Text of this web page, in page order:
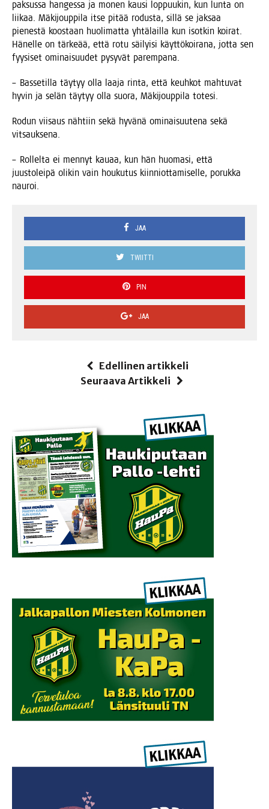
pak­sus­sa han­ges­sa ja monen kausi lop­puu­kin, kun lun­ta on
lii­kaa. Mäki­joup­pi­la itse pitää rodus­ta, sil­lä se jak­saa
pie­nes­tä koos­taan huo­li­mat­ta yhtä­lail­la kun isot­kin koi­rat.
Hänel­le on tär­ke­ää, että rotu säi­lyi­si käyt­tö­koi­ra­na, jot­ta sen
fyy­si­set omi­nai­suu­det pysy­vät parempana.
– Bas­se­til­la täy­tyy olla laa­ja rin­ta, että keuh­kot mah­tu­vat
hyvin ja selän täy­tyy olla suo­ra, Mäki­joup­pi­la totesi.
Rodun vii­saus näh­tiin sekä hyvä­nä omi­nai­suu­te­na sekä
vitsauksena.
– Rol­lel­ta ei men­nyt kau­aa, kun hän huo­ma­si, että
juus­to­lei­pä oli­kin vain hou­ku­tus kiin­niot­ta­mi­sel­le, poruk­ka
nauroi.
JAA
TWIITTI
PIN
JAA
Edellinen artikkeli
Seuraava Artikkeli